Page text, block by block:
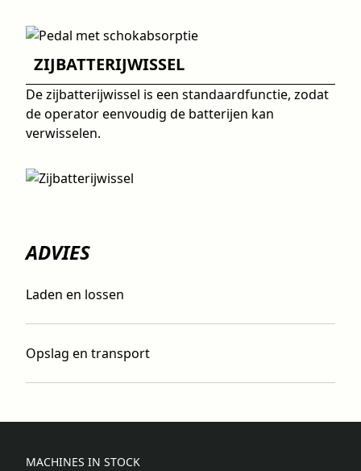
ZIJBATTERIJWISSEL
De zijbatterijwissel is een standaardfunctie, zodat
de operator eenvoudig de batterijen kan
verwisselen.
ADVIES
Laden en lossen
Opslag en transport
MACHINES IN STOCK